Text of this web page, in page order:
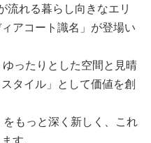
流れる暮らし向きなエリ
アコート識名」が登場い
ったりとした空間と見晴
タイル」として価値を創
をもっと深く新しく、これ
す。